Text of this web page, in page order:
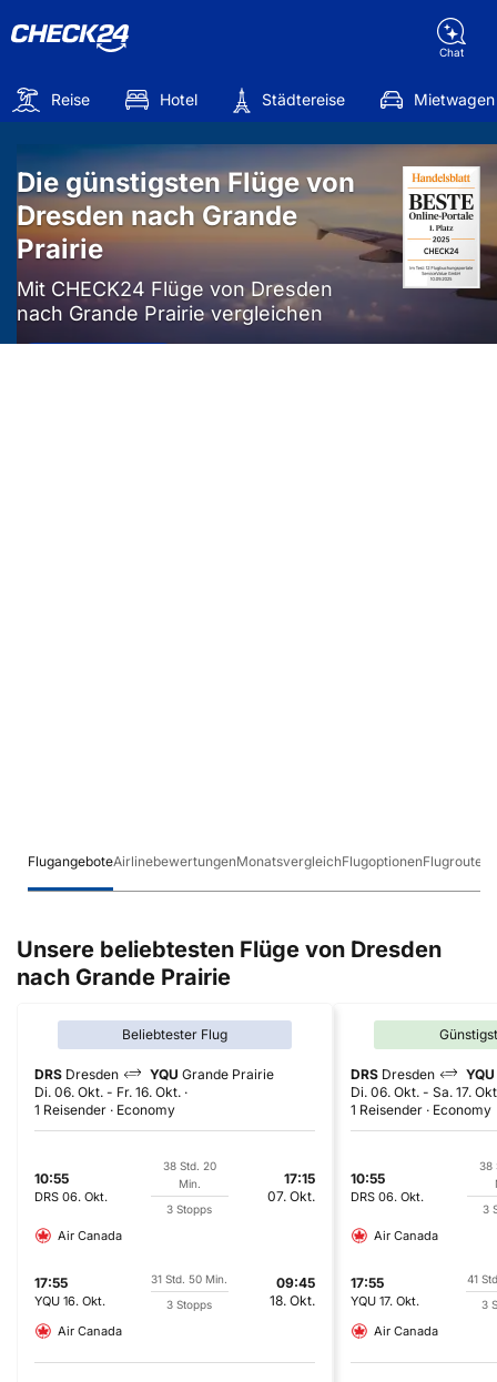
Chat
Reise Hotel Städtereise Mietwagen
Die günstigsten Flüge von
Dresden nach Grande
Prairie
Mit CHECK24 Flüge von Dresden
nach Grande Prairie vergleichen
FlugangeboteAirlinebewertungenMonatsvergleichFlugoptionenFlugrouten
Unsere beliebtesten Flüge von Dresden
nach Grande Prairie
Beliebtester Flug
DRS Dresden YQU Grande Prairie
Di. 06. Okt. - Fr. 16. Okt.
1 Reisender
Economy
10:55
DRS 06. Okt.
38 Std. 20
Min.
3 Stopps
17:15
07. Okt.
Air Canada
17:55
YQU 16. Okt.
31 Std. 50 Min.
3 Stopps
09:45
18. Okt.
Air Canada
DRS Dresden
YQU
Di. 06. Okt. - Sa. 17.
1 Reisender
Economy
10:55
DRS 06. Okt.
38
3
Air Canada
17:55
YQU 17. Okt.
41
3
Air Canada